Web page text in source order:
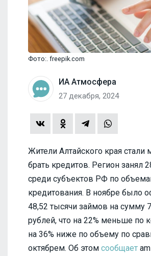
Фото:. freepik.com
ИА Атмосфера
27 декабря, 2024
Жители Алтайского края
брать кредитов. Регион занял
среди субъектов РФ по
кредитования. В ноябре было
48,52 тысячи займов на сумму
рублей, что на 22% меньше по
на 36% ниже по объему по
октябрем. Об этом сообщает